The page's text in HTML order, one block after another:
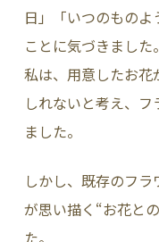
日」「いつのもの
ことに気づきました。
私は、用意したお花
しれないと考え、
ました。
しかし、既存のフ
が思い描く“お花と
た。